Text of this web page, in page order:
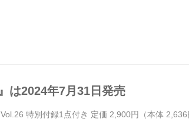
。というのもロードスターに乗り始...
は2024年7月31日発売
特別付録1点付き 定価 2,900円（本体